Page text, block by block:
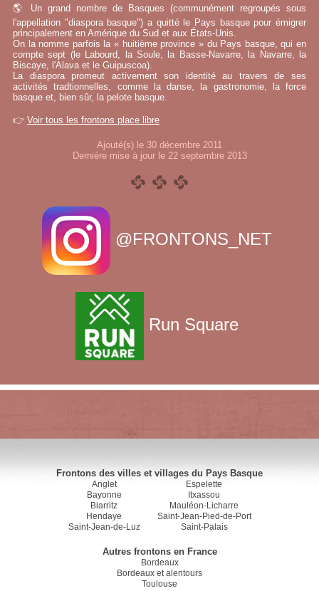
🌎 Un grand nombre de Basques (communément regroupés sous
l'appellation "diaspora basque") a quitté le Pays basque pour émigrer
principalement en Amérique du Sud et aux États-Unis.
On la nomme parfois la « huitième province » du Pays basque, qui en
compte sept (le Labourd, la Soule, la Basse-Navarre, la Navarre, la
Biscaye, l'Alava et le Guipuscoa).
La diaspora promeut activement son identité au travers de ses
activités tradtionnelles, comme la danse, la gastronomie, la force
basque et, bien sûr, la pelote basque.
👉 Voir tous les frontons place libre
Ajouté(s) le 30 décembre 2011
Dernière mise à jour le 22 septembre 2013
@FRONTONS_NET
Run Square
Frontons des villes et villages du Pays Basque
Anglet
Bayonne
Biarritz
Hendaye
Saint-Jean-de-Luz
Espelette
Itxassou
Mauléon-Licharre
Saint-Jean-Pied-de-Port
Saint-Palais
Autres frontons en France
Bordeaux
Bordeaux et alentours
Toulouse